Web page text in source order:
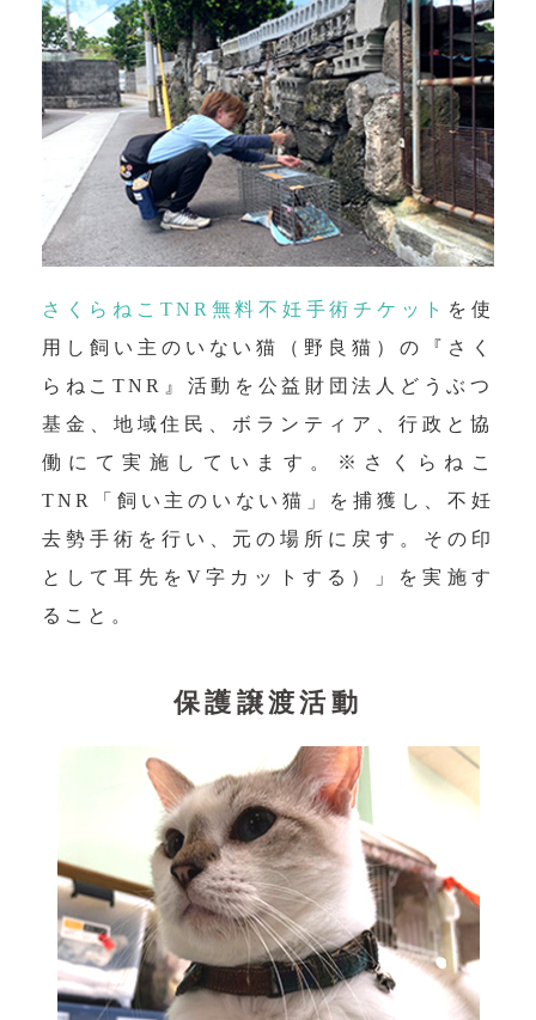
さくらねこTNR無料不妊手術チケット を使
用し飼い主のいない猫（野良猫）の『さく
らねこTNR』活動を公益財団法人どうぶつ
基金、地域住民、ボランティア、行政と協
働にて実施しています。※さくらねこ
TNR「飼い主のいない猫」を捕獲し、不妊
去勢手術を行い、元の場所に戻す。その印
として耳先をV字カットする）」を実施す
ること。
保護譲渡活動